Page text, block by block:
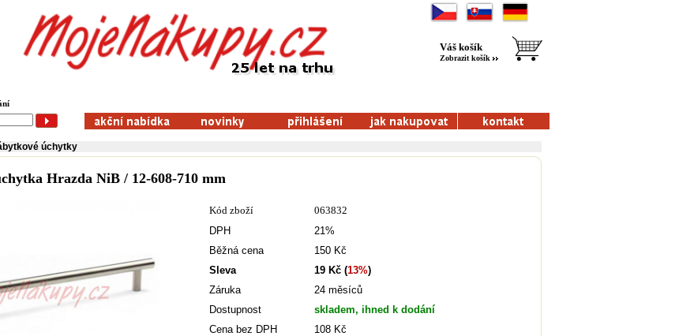
Váš košík
Zobrazit košík
úchytky
Hrazda NiB / 12-608-710 mm
Kód zboží
063832
DPH
21%
Běžná cena
150 Kč
Sleva
19 Kč (13%)
Záruka
24 měsíců
Dostupnost
skladem, ihned k dodání
Cena bez DPH
108 Kč